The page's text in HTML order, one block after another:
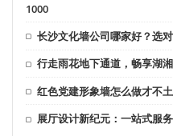
1000
长沙文化墙公司哪家好？选
行走雨花地下通道，畅享湖
红色党建形象墙怎么做才不
展厅设计新纪元：一站式服